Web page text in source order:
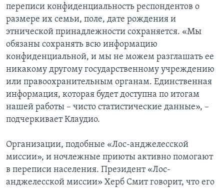
переписи конфиденциальность респондентов о
размере их семьи, поле, дате рождения и
этнической принадлежности сохраняется. «Мы
обязаны сохранять всю информацию
конфиденциальной, и мы не можем разглашать ее
никакому другому государственному учреждению
или правоохранительным органам. Единственная
информация, которая будет доступна по итогам
нашей работы – чисто статистические данные», –
подчеркивает Клаудио.
Организации, подобные «Лос-анджелесской
миссии», и ночлежные приюты активно помогают
в переписи населения. Президент «Лос-
анджелесской миссии» Херб Смит говорит, что его